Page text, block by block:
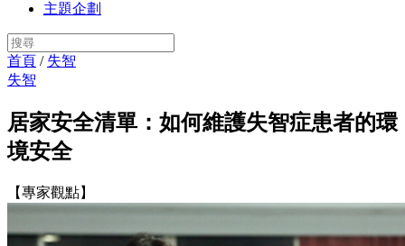
主題企劃
首頁 / 失智
失智
居家安全清單：如何維護失智症患者的環
境安全
【專家觀點】